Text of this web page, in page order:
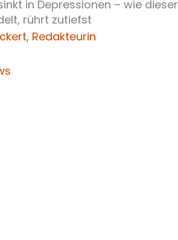
in Depressionen – wie dieser
rührt zutiefst
Redakteurin